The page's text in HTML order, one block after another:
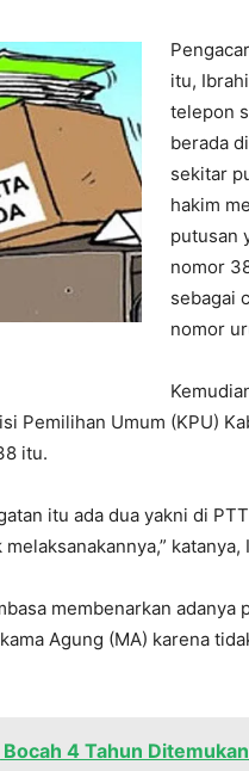
itu,
telepon
berada
sekitar
hakim
putusan
nomor
sebagai
nomor
Pemilihan Umum (KPU)
itu.
itu ada dua yakni di
katanya,
membenarkan
Agung (MA) karena
4 Tahun